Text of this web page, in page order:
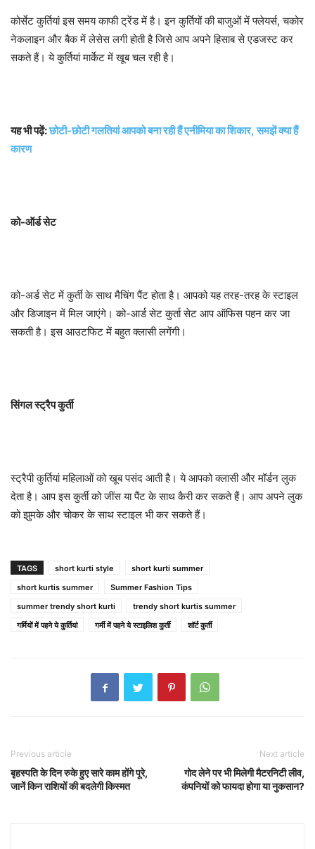
कोर्सेट कुर्तियां इस समय काफी ट्रेंड में है। इन कुर्तियों की बाजुओं में फ्लेयर्स, चकोर
नेकलाइन और बैक में लेसेस लगी होती है जिसे आप अपने हिसाब से एडजस्ट कर
सकते हैं। ये कुर्तियां मार्केट में खूब चल रही है।
यह भी पढ़ें:छोटी-छोटी गलतियां आपको बना रही हैं एनीमिया का शिकार, समझें क्या हैं
कारण
को-ऑर्ड सेट
को-अर्ड सेट में कुर्ती के साथ मैचिंग पैंट होता है। आपको यह तरह-तरह के स्टाइल
और डिजाइन में मिल जाएंगे। को-आर्ड सेट कुर्ता सेट आप ऑफिस पहन कर जा
सकती है। इस आउटफिट में बहुत क्लासी लगेंगी।
सिंगल स्ट्रैप कुर्ती
स्ट्रैपी कुर्तियां महिलाओं को खूब पसंद आती है। ये आपको क्लासी और मॉर्डन लुक
देता है। आप इस कुर्ती को जींस या पैंट के साथ कैरी कर सकते हैं। आप अपने लुक
को झुमके और चोकर के साथ स्टाइल भी कर सकते हैं।
TAGS short kurti style
short kurti summer
short kurtis summer
Summer Fashion Tips
summer trendy short kurti
trendy short kurtis summer
गर्मियों में पहने ये कु्र्तियां
गर्मी में पहने ये स्टाइलिश कुर्ती शॉर्ट कुर्ती
Previous article
बृहस्पति के दिन रुके हुए सारे काम होंगे पूरे,
जानें किन राशियों की बदलेगी किस्मत
Next article
गोद लेने पर भी मिलेगी मैटरनिटी लीव,
कंपनियों को फायदा होगा या नुकसान?